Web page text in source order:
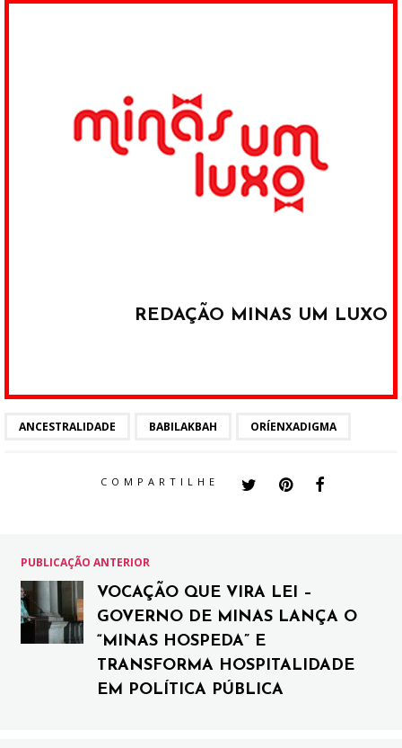
REDAÇÃO MINAS UM LUXO
ANCESTRALIDADE BABILAKBAH ORÍENXADIGMA
COMPARTILHE
PUBLICAÇÃO ANTERIOR
VOCAÇÃO QUE VIRA LEI –
GOVERNO DE MINAS LANÇA O
“MINAS HOSPEDA” E
TRANSFORMA HOSPITALIDADE
EM POLÍTICA PÚBLICA